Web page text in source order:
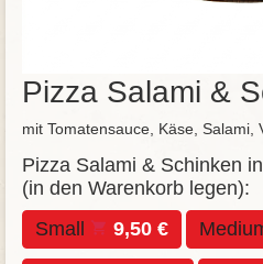
Pizza Salami &
mit Tomatensauce, Käse, Salami,
Pizza Salami & Schinken
(in den Warenkorb legen):
Small
9,50 €